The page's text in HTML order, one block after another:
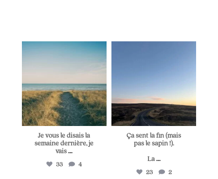
Je vous le disais la
semaine dernière, je
vais ...
33 4
Ça sent la fin (mais
pas le sapin !).
La ...
23 2